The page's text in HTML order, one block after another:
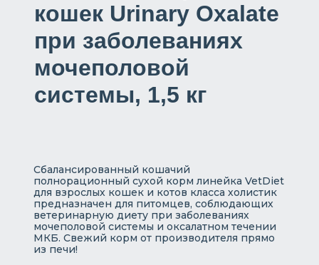
кошек Urinary Oxalate
при заболеваниях
мочеполовой
системы, 1,5 кг
Сбалансированный кошачий
полнорационный сухой корм линейка VetDiet
для взрослых кошек и котов класса холистик
предназначен для питомцев, соблюдающих
ветеринарную диету при заболеваниях
мочеполовой системы и оксалатном течении
МКБ. Свежий корм от производителя прямо
из печи!